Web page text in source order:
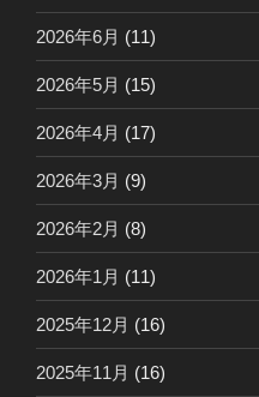
2026年6月 (11)
2026年5月 (15)
2026年4月 (17)
2026年3月 (9)
2026年2月 (8)
2026年1月 (11)
2025年12月 (16)
2025年11月 (16)